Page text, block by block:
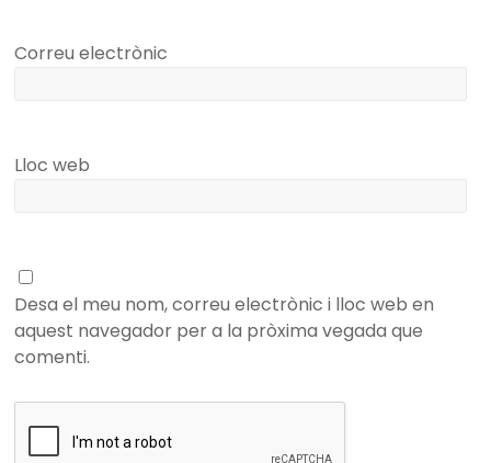
Correu electrònic
Lloc web
Desa el meu nom, correu electrònic i lloc web en
aquest navegador per a la pròxima vegada que
comenti.